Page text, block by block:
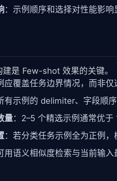
：示例顺序和选择对性能影
是 Few-shot 效果的关键。
应覆盖任务边界情况，而非
有示例的 delimiter、字段顺
量：2–5 个精选示例通常优于
：若分类任务示例全为正例
用语义相似度检索与当前输